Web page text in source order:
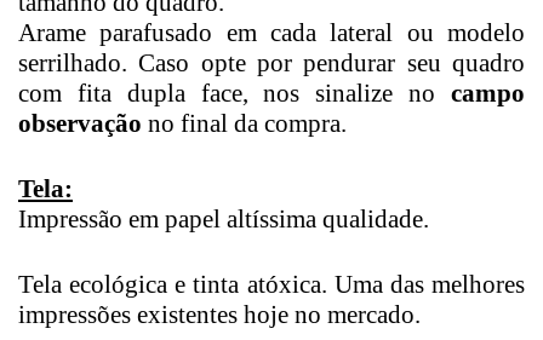
Arame parafusado em cada lateral ou modelo
serrilhado. Caso opte por pendurar seu quadro
com fita dupla face, nos sinalize no campo
observação no final da compra.
Tela:
Impressão em papel altíssima qualidade.
Tela ecológica e tinta atóxica. Uma das melhores
impressões existentes hoje no mercado.